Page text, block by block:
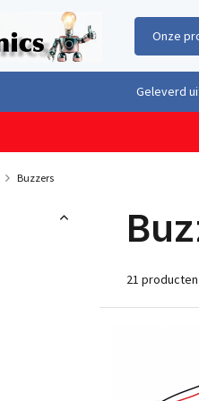
Onze
Geleverd
Buzzers
21 producten